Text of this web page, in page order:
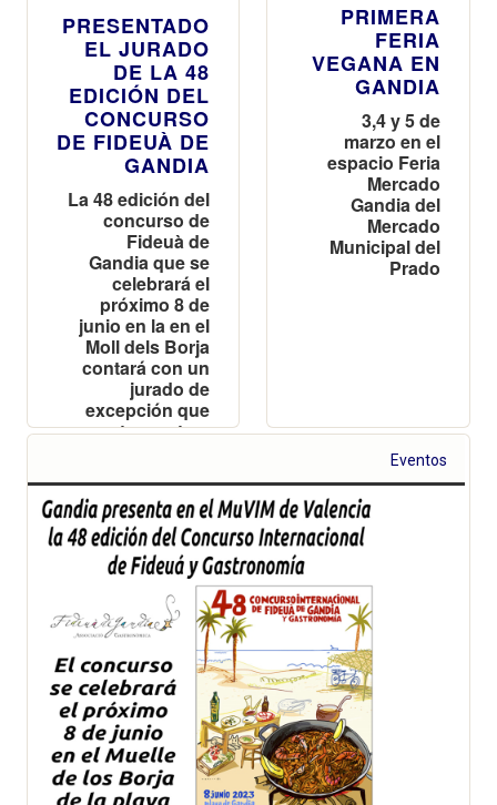
PRESENTADO
EL JURADO
DE LA 48
EDICIÓN DEL
CONCURSO
DE FIDEUÀ DE
GANDIA
La 48 edición del
concurso de
Fideuà de
Gandia que se
celebrará el
próximo 8 de
junio en la en el
Moll dels Borja
contará con un
jurado de
excepción que
atesora tres
múltiples
reconocimientos
PRIMERA
FERIA
VEGANA EN
GANDIA
3,4 y 5 de
marzo en el
espacio Feria
Mercado
Gandia del
Mercado
Municipal del
Prado
Eventos